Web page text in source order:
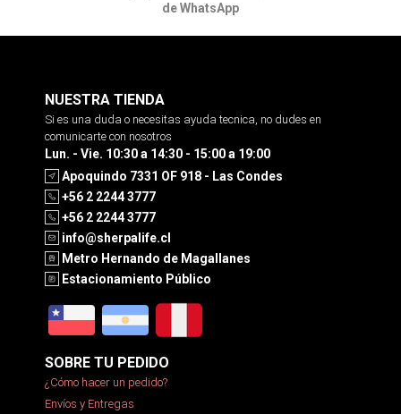
de WhatsApp
NUESTRA TIENDA
Si es una duda o necesitas ayuda tecnica, no dudes en
comunicarte con nosotros
Lun. - Vie. 10:30 a 14:30 - 15:00 a 19:00
Apoquindo 7331 OF 918 - Las Condes
+56 2 2244 3777
+56 2 2244 3777
info@sherpalife.cl
Metro Hernando de Magallanes
Estacionamiento Público
SOBRE TU PEDIDO
¿Cómo hacer un pedido?
Envíos y Entregas